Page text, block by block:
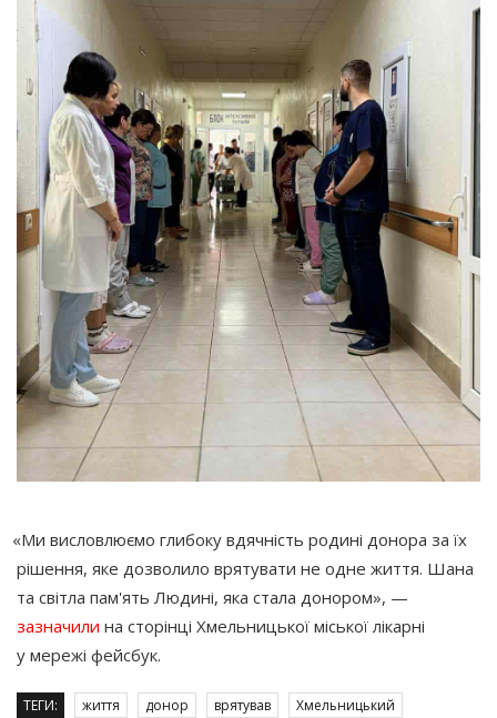
«Ми висловлюємо глибоку вдячність родині донора за їх
рішення, яке дозволило врятувати не одне життя. Шана
та світла пам'ять Людині, яка стала донором», —
зазначили на сторінці Хмельницької міської лікарні
у мережі фейсбук.
ТЕГИ: життя донор врятував Хмельницький